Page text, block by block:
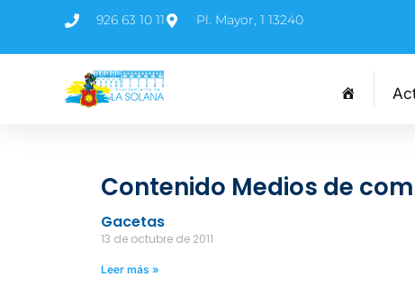
926 63 10 11 Pl. Mayor, 1 13240
Contenido Medios de
Gacetas
13 de octubre de 2011
Leer más »